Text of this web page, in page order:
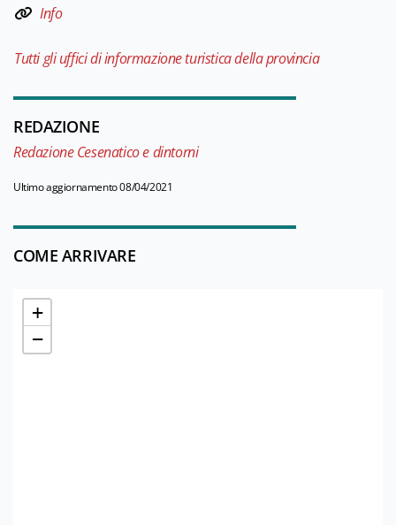
Info
Tutti gli uffici di informazione turistica della provincia
REDAZIONE
Redazione Cesenatico e dintorni
Ultimo aggiornamento 08/04/2021
COME ARRIVARE
+
−